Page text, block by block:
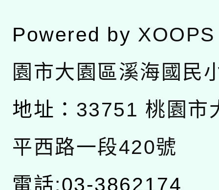
Powered by XOOPS
園市大園區溪海國民
地址： 33751 桃園市
平西路一段420號
電話:03-3862174